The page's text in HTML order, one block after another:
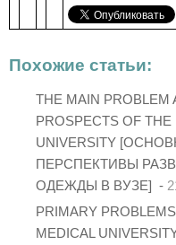
Похожие статьи:
THE MAIN PROBLEM
PROSPECTS OF THE
UNIVERSITY
ПЕРСПЕКТИВЫ
ОДЕЖДЫ В ВУЗЕ] -
PRIMARY
MEDICAL